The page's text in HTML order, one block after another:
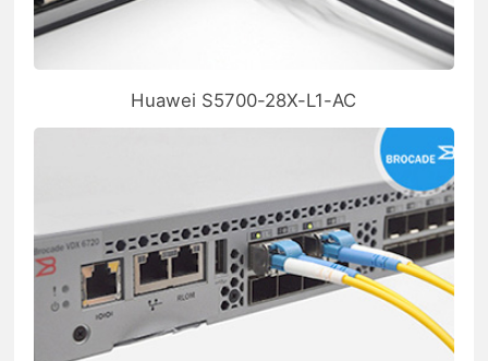
Huawei S5700-28X-L1-AC